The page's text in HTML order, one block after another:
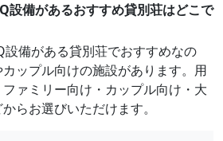
設備があるおすすめ貸別荘はどこで
設備がある貸別荘でおすすめなの
ップル向けの施設があります。用
ァミリー向け・カップル向け・大
らお選びいただけます。